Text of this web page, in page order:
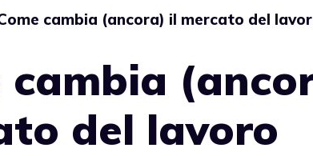
cambia (ancora) il mercato del
cambia
del lavoro